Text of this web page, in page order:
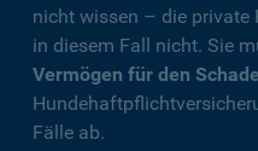
nicht wissen – die
in diesem Fall nicht. Sie
Vermögen für den
Fälle ab.